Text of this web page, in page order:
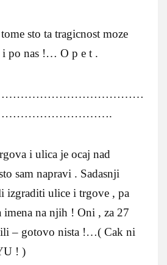
sto ta tragicnost moze
i po nas !… O p e t .
i ulica je ocaj nad
sam napravi . Sadasnji
izgraditi ulice i trgove , pa
imena na njih ! Oni , za 27
– gotovo nista !…( Cak ni
! )